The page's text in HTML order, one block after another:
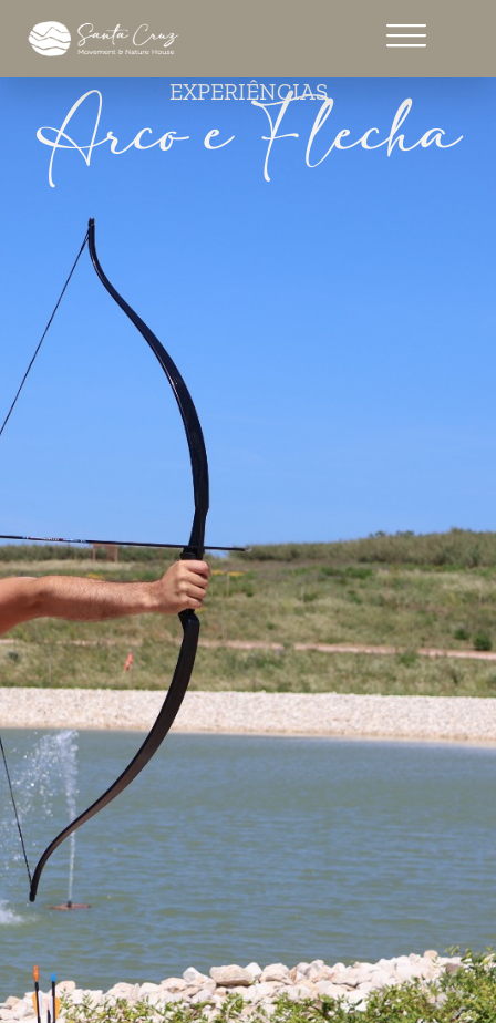
EXPERIÊNCIAS
Arco e Flecha